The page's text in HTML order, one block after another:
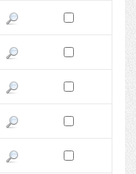
Pokaż podgląd wersji z dnia
Zaznacz wersję do
Pokaż podgląd wersji z dnia
Zaznacz wersję do
Pokaż podgląd wersji z dnia
Zaznacz wersję do
Pokaż podgląd wersji z dnia
Zaznacz wersję do
Pokaż podgląd wersji z dnia
Zaznacz wersję do